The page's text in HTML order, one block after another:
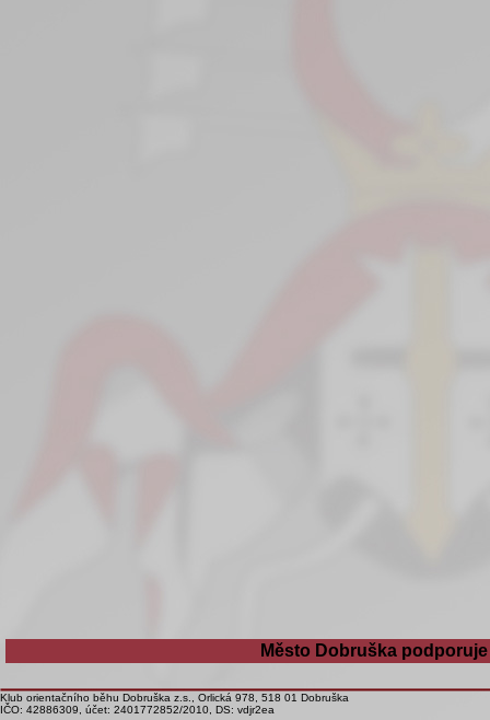
Město Dobruška
Klub orientačního běhu Dobruška z.s., Orlická 978, 518 01 Dobruška
IČO: 42886309, účet: 2401772852/2010, DS: vdjr2ea